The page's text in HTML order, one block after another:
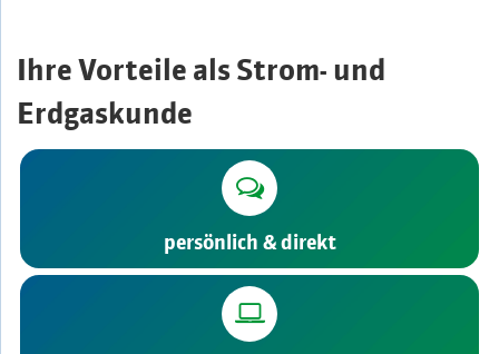
Ihre Vorteile als Strom- und
Erdgaskunde
persönlich & direkt